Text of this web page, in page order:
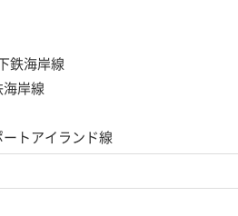
鉄海岸線
岸線
トアイランド線